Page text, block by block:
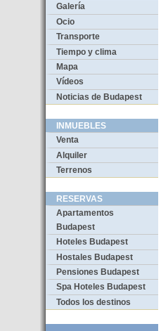
Galería
Ocio
Transporte
Tiempo y clima
Mapa
Vídeos
Noticias de Budapest
INMUEBLES
Venta
Alquiler
Terrenos
RESERVAS
Apartamentos
Budapest
Hoteles Budapest
Hostales Budapest
Pensiones Budapest
Spa Hoteles Budapest
Todos los destinos